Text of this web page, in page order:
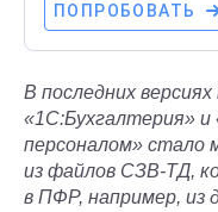
ПОПРОБОВАТЬ
В последних
«1С:Бухгалтерия» и
персоналом» стало
из файлов СЗВ-ТД,
в ПФР, например, из